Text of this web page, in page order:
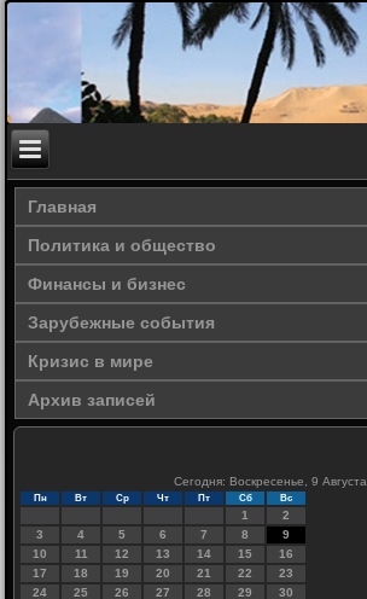
Главная
Политика и общество
Финансы и бизнес
Зарубежные события
Кризис в мире
Архив записей
Сегодня: Воскресенье, 9 Августа
Пн Вт Ср Чт Пт Сб Вс
1
2
3
4 5 6 7 8
9
10
11 12 13 14 15
16
17
18 19 20 21 22
23
24
25 26 27 28 29
30